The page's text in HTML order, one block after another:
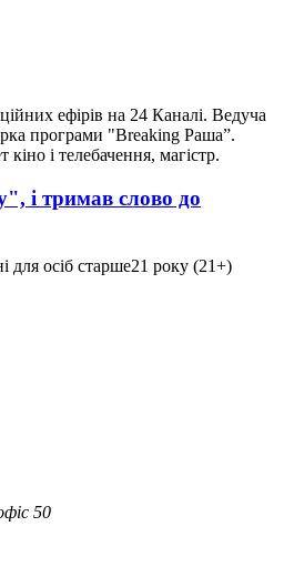
ефірів на 24 Каналі. Ведуча
програми "Breaking Раша”.
і телебачення, магістр.
і тримав слово до
для осіб старше21 року (21+)
50